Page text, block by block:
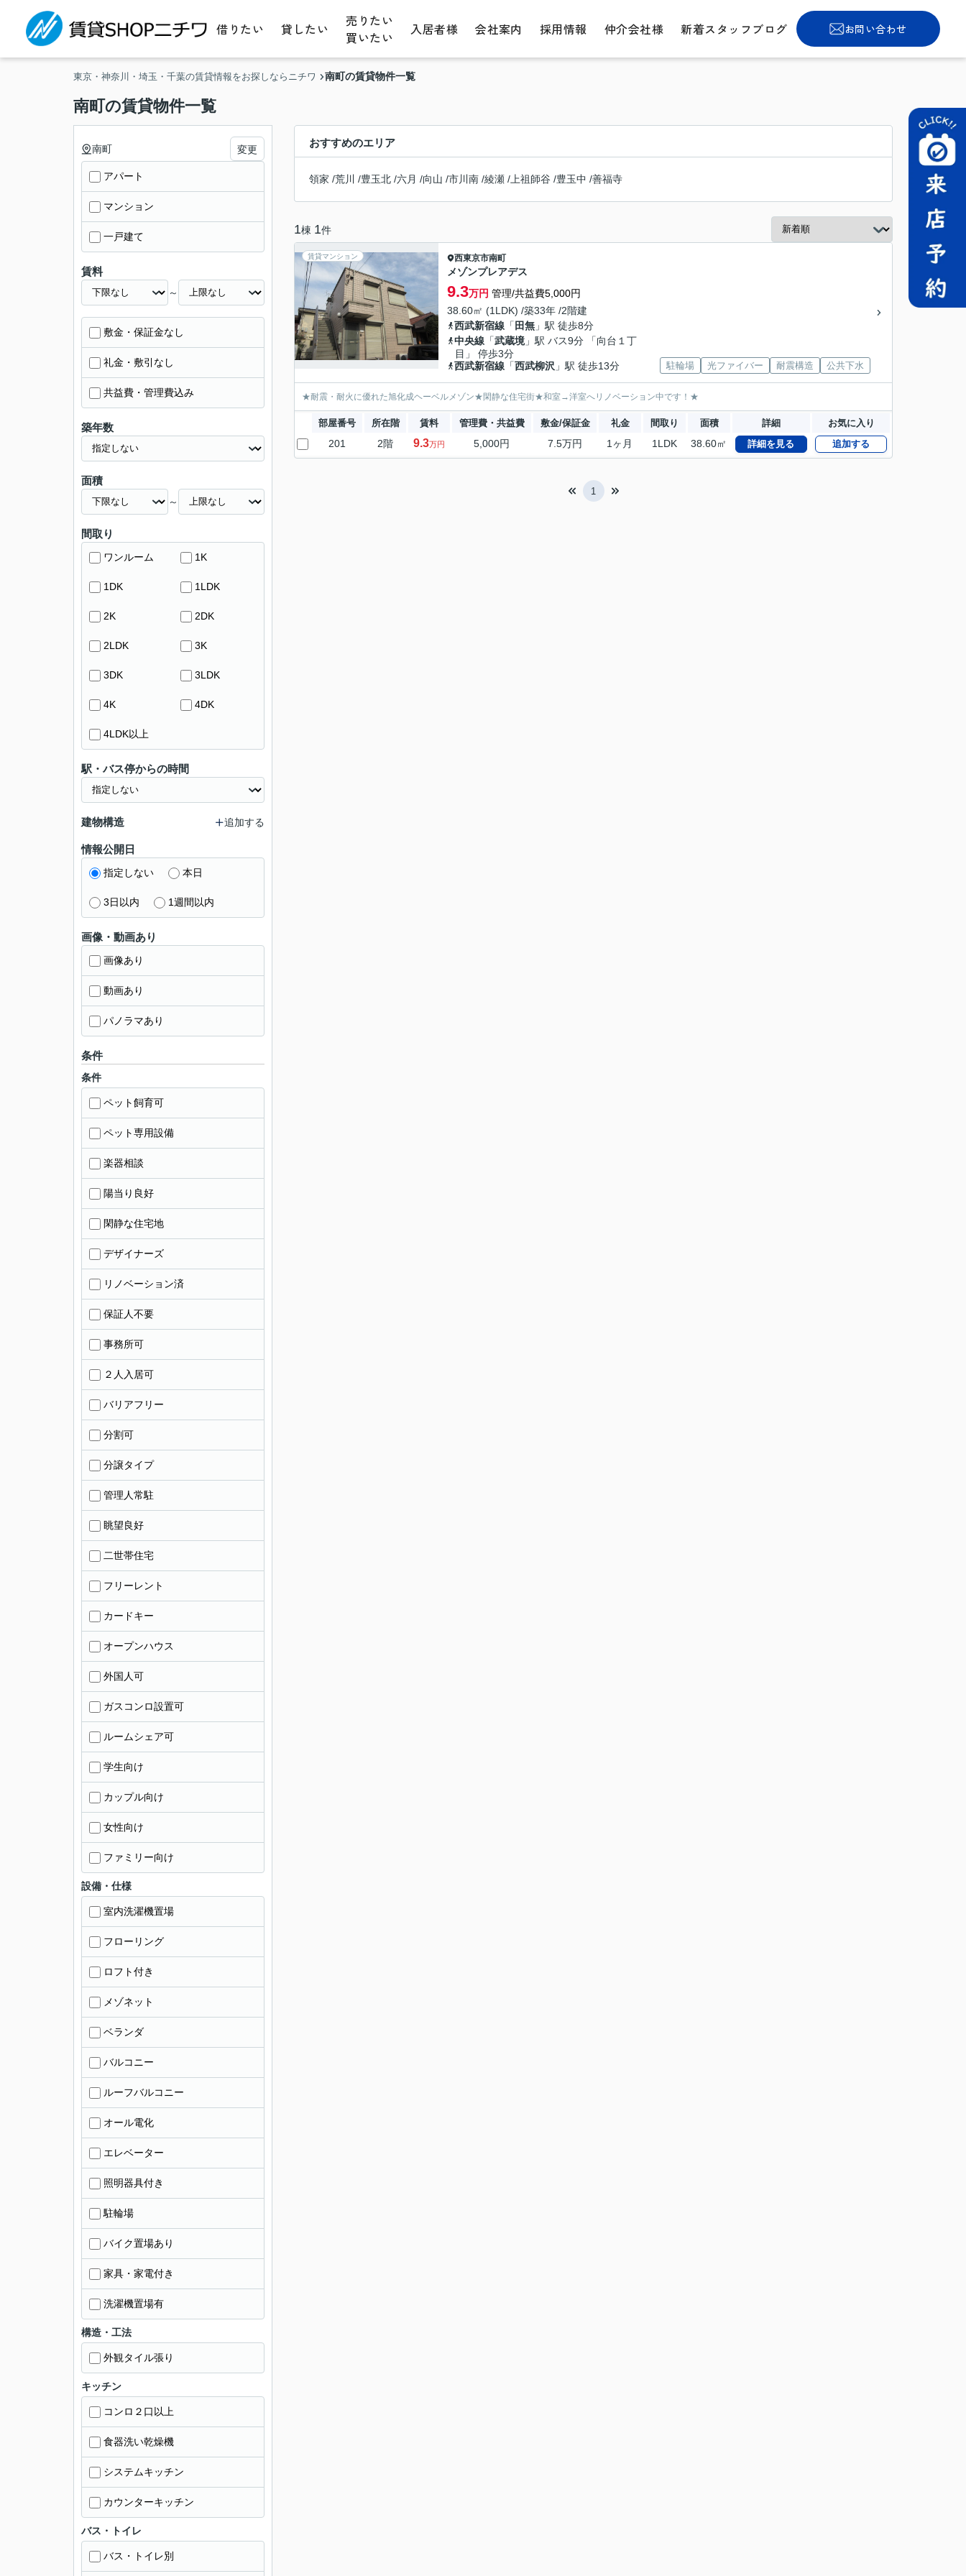
借りたい 貸したい
売りたい
買いたい
入居者様 会社案内 採用情報 仲介会社様 新着スタッフブログ お問い合わせ
東京・神奈川・埼玉・千葉の賃貸情報をお探しならニチワ 南町の賃貸物件一覧
南町の賃貸物件一覧
おすすめのエリア
領家 /荒川 /豊玉北 /六月 /向山 /市川南 /綾瀬 / 上祖師谷 /豊玉中 /善福寺
1棟 1件
賃貸マンション 西東京市南町
メゾンプレアデス
9.3万円 管理/共益費5,000円
38.60㎡ (1LDK) /築33年 /2階建
西武新宿線 「 田無 」駅 徒歩8分
中央線 「武蔵境」駅 バス9分 「向台１丁
目」 停歩3分
西武新宿線 「西武柳沢 」駅 徒歩13分 駐輪場 光ファイバー 耐震構造 公共下水
★耐震・耐火に優れた旭化成ヘーベルメゾン★閑静な住宅街★和室→洋室へリノベーション中です！★
部屋番号 所在階 賃料 管理費・共益費 敷金/保証金 礼金 間取り 面積 詳細 お気に入り
201 2階 9.3万円 5,000円 7.5万円 1ヶ月 1LDK 38.60㎡ 詳細を見る 追加する
1
南町 変更
アパート
マンション
一戸建て
賃料
～
敷金・保証金なし
礼金・敷引なし
共益費・管理費込み
築年数
面積
～
間取り
ワンルーム 1K
1DK 1LDK
2K 2DK
2LDK 3K
3DK 3LDK
4K 4DK
4LDK以上
駅・バス停からの時間
建物構造 追加する
情報公開日
指定しない 本日
3日以内 1週間以内
画像・動画あり
画像あり
動画あり
パノラマあり
条件
条件
ペット飼育可
ペット専用設備
楽器相談
陽当り良好
閑静な住宅地
デザイナーズ
リノベーション済
保証人不要
事務所可
２人入居可
バリアフリー
分割可
分譲タイプ
管理人常駐
眺望良好
二世帯住宅
フリーレント
カードキー
オープンハウス
外国人可
ガスコンロ設置可
ルームシェア可
学生向け
カップル向け
女性向け
ファミリー向け
設備・仕様
室内洗濯機置場
フローリング
ロフト付き
メゾネット
ベランダ
バルコニー
ルーフバルコニー
オール電化
エレベーター
照明器具付き
駐輪場
バイク置場あり
家具・家電付き
洗濯機置場有
構造・工法
外観タイル張り
キッチン
コンロ２口以上
食器洗い乾燥機
システムキッチン
カウンターキッチン
バス・トイレ
バス・トイレ別